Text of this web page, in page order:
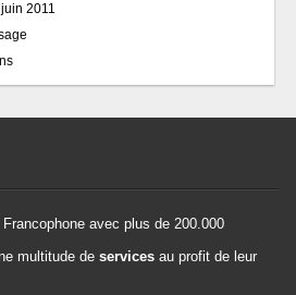
2011
Francophone avec plus de 200.000
multitude de services au profit de leur